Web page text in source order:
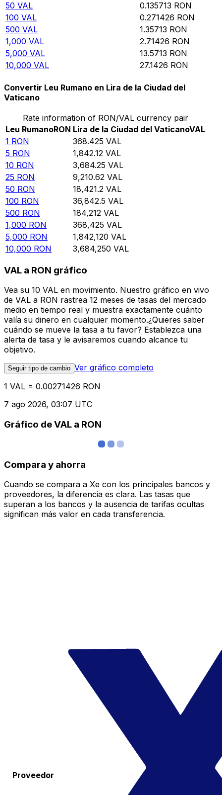
50 VAL 0.135713 RON
100 VAL 0.271426 RON
500 VAL 1.35713 RON
1,000 VAL 2.71426 RON
5,000 VAL 13.5713 RON
10,000 VAL 27.1426 RON
Convertir Leu Rumano en Lira de la Ciudad del
Vaticano
Rate information of RON/VAL currency pair
Leu RumanoRON Lira de la Ciudad del VaticanoVAL
1 RON 368.425 VAL
5 RON 1,842.12 VAL
10 RON 3,684.25 VAL
25 RON 9,210.62 VAL
50 RON 18,421.2 VAL
100 RON 36,842.5 VAL
500 RON 184,212 VAL
1,000 RON 368,425 VAL
5,000 RON 1,842,120 VAL
10,000 RON 3,684,250 VAL
VAL a RON gráfico
Vea su 10 VAL en movimiento. Nuestro gráfico en vivo
de VAL a RON rastrea 12 meses de tasas del mercado
medio en tiempo real y muestra exactamente cuánto
valía su dinero en cualquier momento.¿Quieres saber
cuándo se mueve la tasa a tu favor? Establezca una
alerta de tasa y le avisaremos cuando alcance tu
objetivo.
Seguir tipo de cambio Ver gráfico completo
1 VAL = 0.00271426 RON
7 ago 2026, 03:07 UTC
Gráfico de VAL a RON
Compara y ahorra
Cuando se compara a Xe con los principales bancos y
proveedores, la diferencia es clara. Las tasas que
superan a los bancos y la ausencia de tarifas ocultas
significan más valor en cada transferencia.
Proveedor